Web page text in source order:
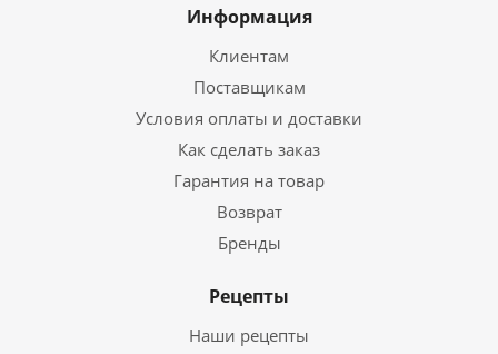
Информация
Клиентам
Поставщикам
Условия оплаты и доставки
Как сделать заказ
Гарантия на товар
Возврат
Бренды
Рецепты
Наши рецепты